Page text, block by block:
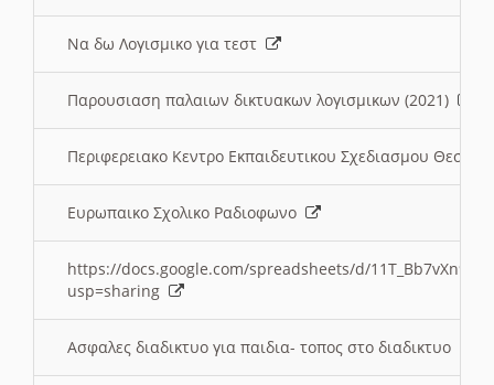
Να δω Λογισμικο για τεστ
Παρουσιαση παλαιων δικτυακων λογισμικων (2021)
Περιφερειακο Κεντρο Εκπαιδευτικου Σχεδιασμου
Ευρωπαικο Σχολικο Ραδιοφωνο
https://docs.google.com/spreadsheets/d/
usp=sharing
Ασφαλες διαδικτυο για παιδια- τοπος στο διαδικτυο